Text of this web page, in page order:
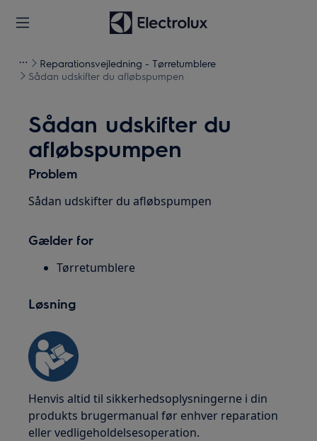
Reparationsvejledning - Tørretumblere
Sådan udskifter du afløbspumpen
Sådan udskifter du
afløbspumpen
Problem
Sådan udskifter du afløbspumpen
Gælder for
Tørretumblere
Løsning
Henvis altid til sikkerhedsoplysningerne i din
produkts brugermanual før enhver reparation
eller vedligeholdelsesoperation.